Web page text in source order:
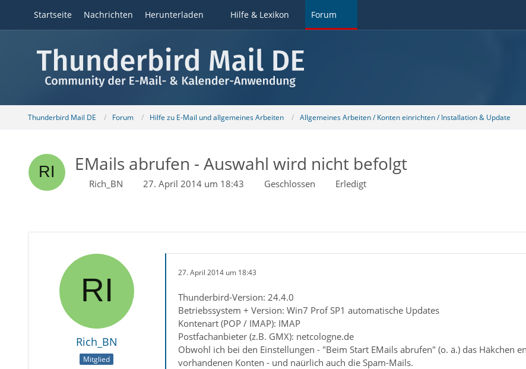
Startseite Nachrichten Herunterladen Hilfe & Lexikon Forum
Thunderbird Mail DE Forum Hilfe zu E-Mail und allgemeines Arbeiten Allgemeines Arbeiten / Konten einrichten / Installation & Update
EMails abrufen - Auswahl wird nicht befolgt
Rich_BN 27. April 2014 um 18:43 Geschlossen Erledigt
Rich_BN
Mitglied
27. April 2014 um 18:43
Thunderbird-Version: 24.4.0
Betriebssystem + Version: Win7 Prof SP1 automatische Updates
Kontenart (POP / IMAP): IMAP
Postfachanbieter (z.B. GMX): netcologne.de
Obwohl ich bei den Einstellungen - "Beim Start EMails abrufen" (o. ä.) das Häkchen
vorhandenen Konten - und naürlich auch die Spam-Mails.